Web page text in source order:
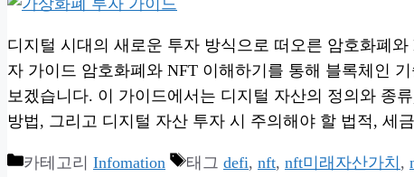
디지털 시대의 새로운 투자 방식으로 떠오른 암호화폐
자 가이드 암호화폐와 NFT 이해하기를 통해 블록체인
보겠습니다. 이 가이드에서는 디지털 자산의 정의와 종
방법, 그리고 디지털 자산 투자 시 주의해야 할 법적, 세
카테고리 Infomation 태그 defi, nft, nft미래자산가치 ,